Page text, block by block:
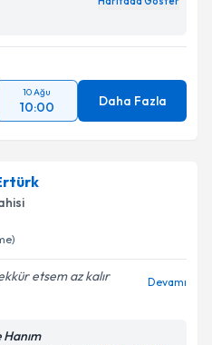
kabul ediyorum.
10 Ağu
10:00 Daha Fazla
etsem az kalır
Devamı